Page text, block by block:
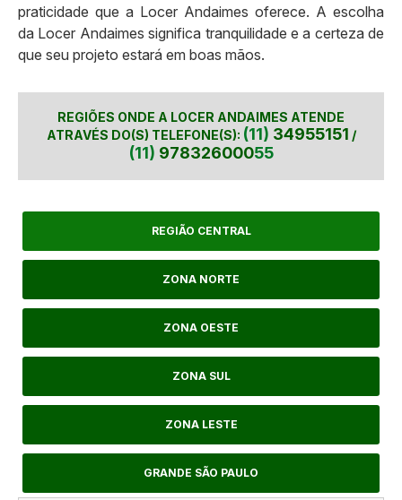
praticidade que a Locer Andaimes oferece. A escolha
da Locer Andaimes significa tranquilidade e a certeza de
que seu projeto estará em boas mãos.
REGIÕES ONDE A LOCER ANDAIMES ATENDE
ATRAVÉS DO(S) TELEFONE(S): (11) 34955151 /
(11) 97832600055
REGIÃO CENTRAL
ZONA NORTE
ZONA OESTE
ZONA SUL
ZONA LESTE
GRANDE SÃO PAULO